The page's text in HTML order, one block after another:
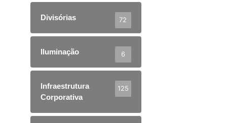
Divisórias 72
Iluminação 6
Infraestrutura
Corporativa
125